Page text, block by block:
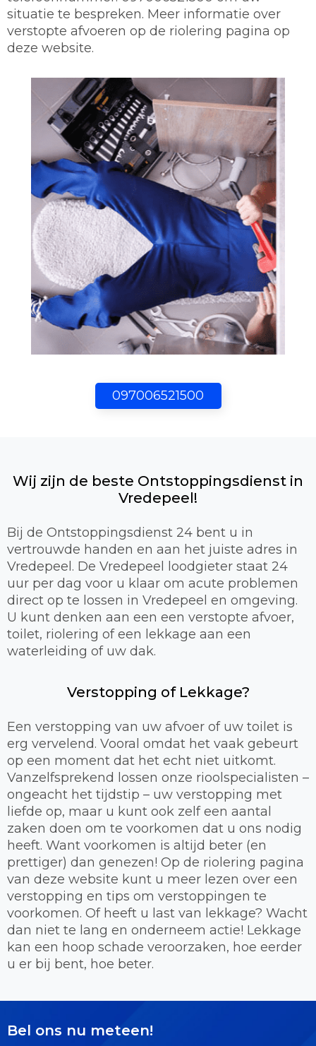
097006521500
situatie te bespreken. Meer informatie over
verstopte afvoeren op de riolering pagina op
deze website.
Wij zijn de beste Ontstoppingsdienst in
Vredepeel!
Bij de Ontstoppingsdienst 24 bent u in
vertrouwde handen en aan het juiste adres in
Vredepeel. De Vredepeel loodgieter staat 24
uur per dag voor u klaar om acute problemen
direct op te lossen in Vredepeel en omgeving.
U kunt denken aan een een verstopte afvoer,
toilet, riolering of een lekkage aan een
waterleiding of uw dak.
Verstopping of Lekkage?
Een verstopping van uw afvoer of uw toilet is
erg vervelend. Vooral omdat het vaak gebeurt
op een moment dat het echt niet uitkomt.
Vanzelfsprekend lossen onze rioolspecialisten –
ongeacht het tijdstip – uw verstopping met
liefde op, maar u kunt ook zelf een aantal
zaken doen om te voorkomen dat u ons nodig
heeft. Want voorkomen is altijd beter (en
prettiger) dan genezen! Op de riolering pagina
van deze website kunt u meer lezen over een
verstopping en tips om verstoppingen te
voorkomen. Of heeft u last van lekkage? Wacht
dan niet te lang en onderneem actie! Lekkage
kan een hoop schade veroorzaken, hoe eerder
u er bij bent, hoe beter.
Bel ons nu meteen!